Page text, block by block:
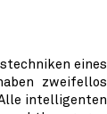
eines
zweifellos
intelligenten